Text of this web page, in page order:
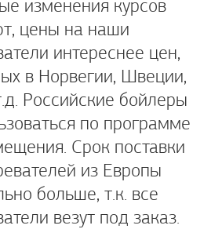
изменения курсов
цены на наши
интереснее цен,
в Норвегии, Швеции,
Российские бойлеры
по программе
Срок поставки
из Европы
больше, т.к. все
везут под заказ.